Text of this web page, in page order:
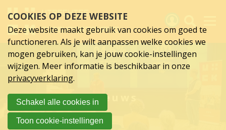
links
over
Spring
hoofd
inhoud
Spring
naar
hoofdnavigatie
Nieuws
Activiteiten
Nieuws
Verslagen
Sluit je aan
COOKIES OP DEZE WEBSITE
Deze website maakt gebruik van cookies om goed te
functioneren. Als je wilt aanpassen welke cookies we
mogen gebruiken, kan je jouw cookie-instellingen
wijzigen. Meer informatie is beschikbaar in onze
privacyverklaring.
Schakel alle cookies in
Toon cookie-instellingen